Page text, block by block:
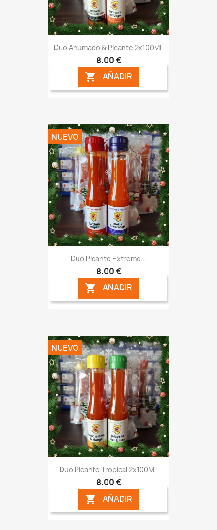
Duo Ahumado & Picante 2x100ML
8,00 €
 AÑADIR
Duo Picante Extremo...
8,00 €
 AÑADIR
NUEVO
Duo Picante Tropical 2x100ML
8,00 €
 AÑADIR
NUEVO